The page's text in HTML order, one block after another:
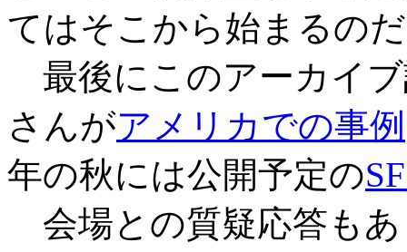
てはそこから始まるの
最後にこのアーカイ
さんがアメリカでの事例
年の秋には公開予定の
会場との質疑応答も